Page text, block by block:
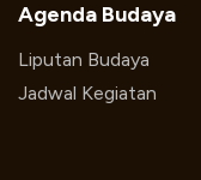
Agenda Budaya
Liputan Budaya
Jadwal Kegiatan